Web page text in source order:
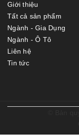
Giới thiệu
Tất cả sản phẩm
Ngành - Gia Dụng
Ngành - Ô Tô
Liên hệ
Tin tức